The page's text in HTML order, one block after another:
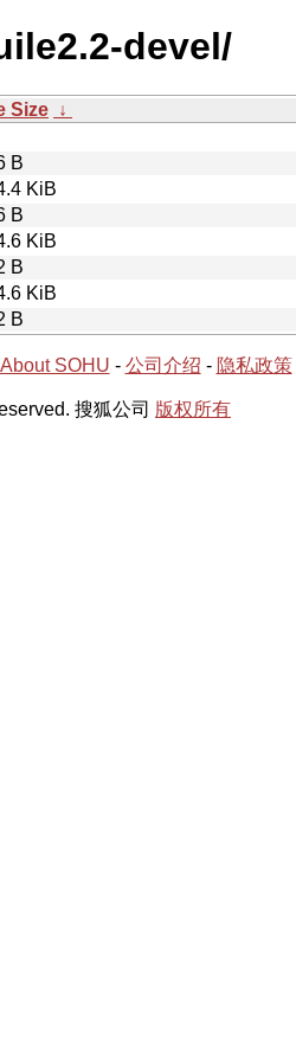
devel/
Size ↓
B
KiB
B
KiB
B
KiB
B
About SOHU - 公司介绍 - 隐私政策
搜狐公司 版权所有